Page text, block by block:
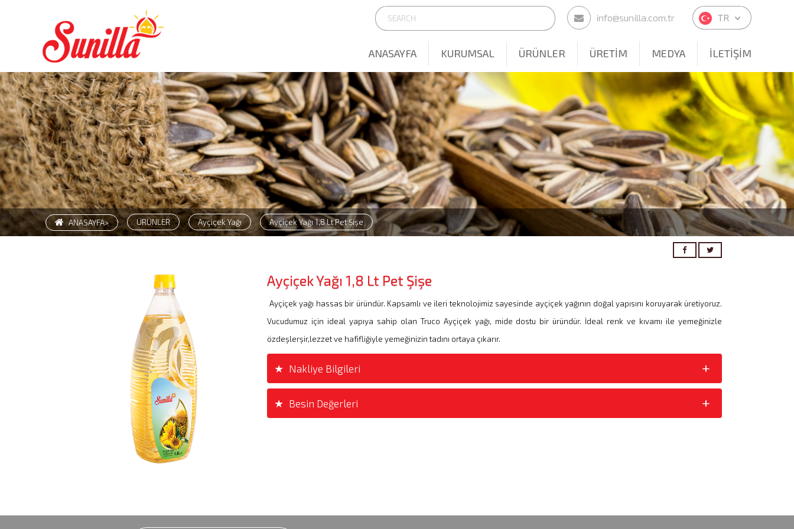
info@sunilla.com.tr TR
ANASAYFA KURUMSAL ÜRÜNLER ÜRETİM MEDYA İLETİŞİM
ANASAYFA> ÜRÜNLER Ayçiçek Yağı Ayçiçek Yağı 1,8 Lt Pet Şişe
Ayçiçek Yağı 1,8 Lt Pet Şişe
Ayçiçek yağı hassas bir üründür. Kapsamlı ve ileri teknolojimiz sayesinde ayçiçek yağının doğal yapısını koruyarak üretiyoruz.
Vucudumuz için ideal yapıya sahip olan Truco Ayçiçek yağı, mide dostu bir üründür. İdeal renk ve kıvamı ile yemeğinizle
özdeşlerşir,lezzet ve hafifliğiyle yemeğinizin tadını ortaya çıkarır.
Nakliye Bilgileri +
+
Besin Değerleri +
+